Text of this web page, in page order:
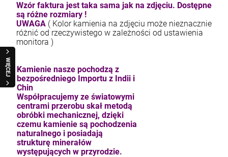
kam F granat okr 3
4,71 zł
WIĘCEJ
Wzór faktura jest taka sama jak na zdjęciu. Dostępne
są różne rozmiary !
UWAGA ( Kolor kamienia na zdjęciu może nieznacznie
różnić od rzeczywistego w zależności od ustawienia
monitora )
Kamienie nasze pochodzą z
bezpośredniego Importu z Indii i
Chin
Współpracujemy ze światowymi
centrami przerobu skał metodą
obróbki mechanicznej, dzięki
czemu kamienie są pochodzenia
naturalnego i posiadają
strukturę minerałów
występujących w przyrodzie.